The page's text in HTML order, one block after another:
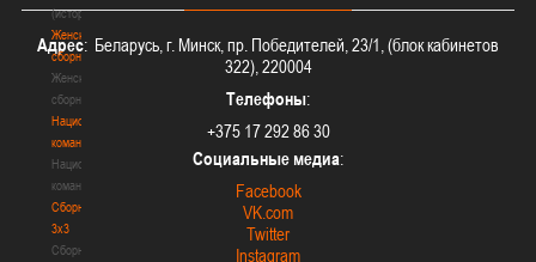
(история)
Женские
сборные
Женские
сборные
Национальная
команда
Национальная
команда
Сборные
3х3
Сборные
Адрес: Беларусь, г. Минск, пр. Победителей, 23/1, (блок кабинетов
322), 220004
Телефоны:
+375 17 292 86 30
Социальные медиа:
Facebook
VK.com
Twitter
Instagram